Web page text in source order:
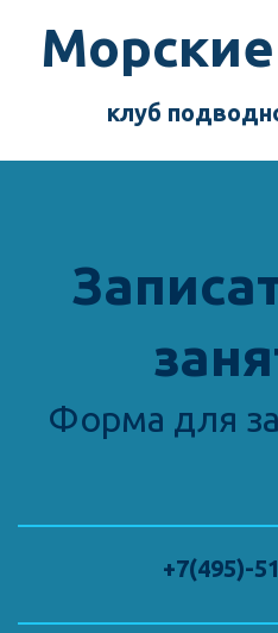
клуб
Форма для
+7(495)-